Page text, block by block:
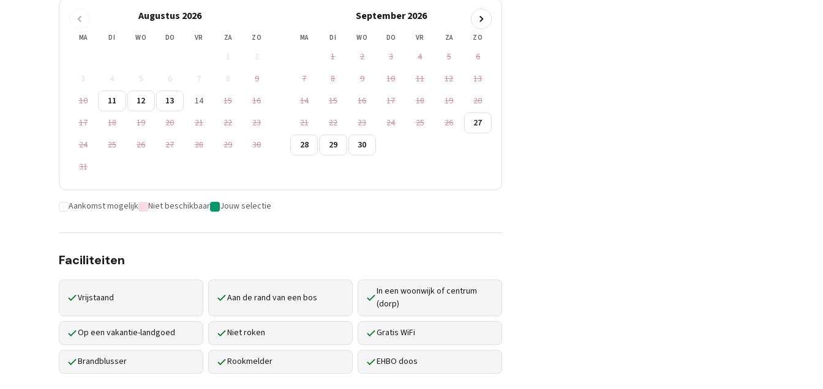
Augustus 2026
MA DI WO DO VR ZA ZO
1
2
3
4 5 6 7 8
9
10
11 12 13 14 15
16
17
18 19 20 21 22
23
24
25 26 27 28 29
30
31
September 2026
MA DI WO DO VR ZA ZO
1 2 3 4 5
6
7
8 9 10 11 12
13
14
15 16 17 18 19
20
21
22 23 24 25 26
27
28
29 30
Aankomst mogelijk Niet beschikbaar Jouw selectie
Faciliteiten
Vrijstaand Aan de rand van een bos
In een woonwijk of centrum
(dorp)
Op een vakantie-landgoed Niet roken Gratis WiFi
Brandblusser Rookmelder EHBO doos